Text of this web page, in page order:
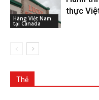
Hàng Việt Nam
tại Canada
thực
Thẻ